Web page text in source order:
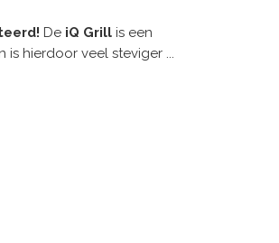
DeiQ Grillis een
is hierdoor veel steviger ...